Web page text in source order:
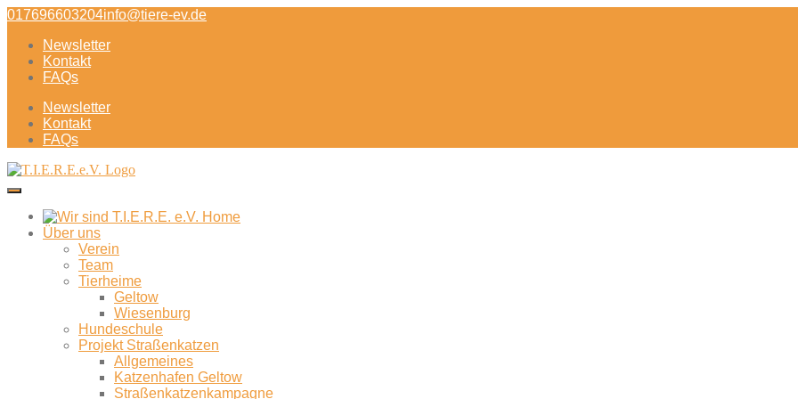
Direkt
Inhalt
017696603204info@tiere-ev.de
Newsletter
Kontakt
FAQs
Newsletter
Kontakt
FAQs
Über uns
Verein
Team
Tierheime
Geltow
Wiesenburg
Hundeschule
Projekt Straßenkatzen
Allgemeines
Katzenhafen Geltow
Straßenkatzenkampagne